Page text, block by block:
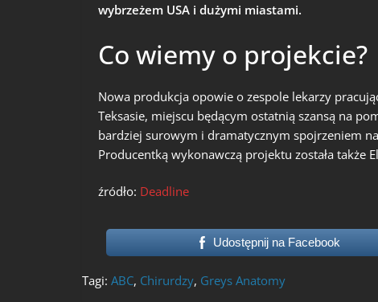
wybrzeżem USA i dużymi miastami.
Co wiemy o projekcie?
Nowa produkcja opowie o zespole lekarzy
Teksasie, miejscu będącym ostatnią szansą na
bardziej surowym i dramatycznym spojrzeniem
Producentką wykonawczą projektu została także
źródło: Deadline
Udostępnij na Facebook
Tagi: ABC, Chirurdzy, Greys Anatomy